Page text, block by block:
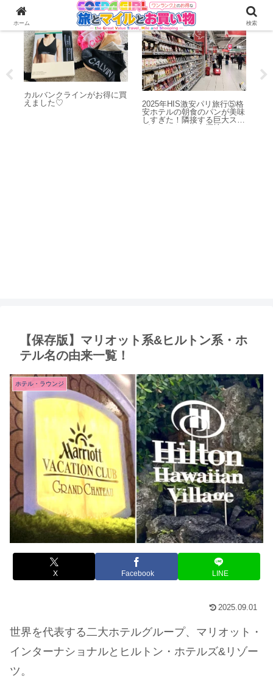
お買い物・購入品
カルバンクラインがお得に買
えました♡
海外旅行
2025年HIS激安パリ旅行⑤格
安ホテルの朝食のパンが美味
しすぎた！隣接する巨大スー
パーマーケットも探検
【保存版】マリオット系&ヒルトン系・ホ
テル名の由来一覧！
ホテル・ラウンジ
X Facebook LINE
2025.09.01
世界を代表する二大ホテルグループ、マリオット・
インターナショナルとヒルトン・ホテルズ&リゾー
ツ。
ホーム 検索